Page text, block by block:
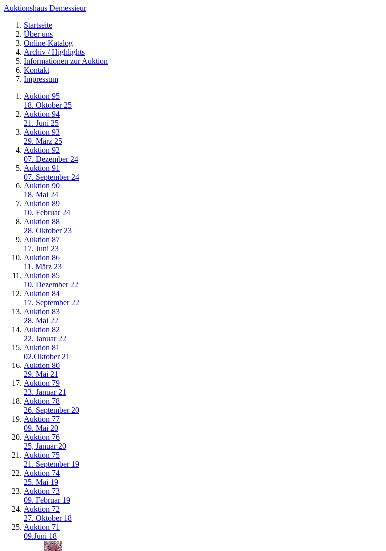
Auktionshaus Demessieur
Startseite
Über uns
Online-Katalog
Archiv / Highlights
Informationen zur Auktion
Kontakt
Impressum
Auktion 95
18. Oktober 25
Auktion 94
21. Juni 25
Auktion 93
29. März 25
Auktion 92
07. Dezember 24
Auktion 91
07. September 24
Auktion 90
18. Mai 24
Auktion 89
10. Februar 24
Auktion 88
28. Oktober 23
Auktion 87
17. Juni 23
Auktion 86
11. März 23
Auktion 85
10. Dezember 22
Auktion 84
17. September 22
Auktion 83
28. Mai 22
Auktion 82
22. Januar 22
Auktion 81
02.Oktober 21
Auktion 80
29. Mai 21
Auktion 79
23. Januar 21
Auktion 78
26. September 20
Auktion 77
09. Mai 20
Auktion 76
25, Januar 20
Auktion 75
21. September 19
Auktion 74
25. Mai 19
Auktion 73
09. Februar 19
Auktion 72
27. Oktober 18
Auktion 71
09.Juni 18